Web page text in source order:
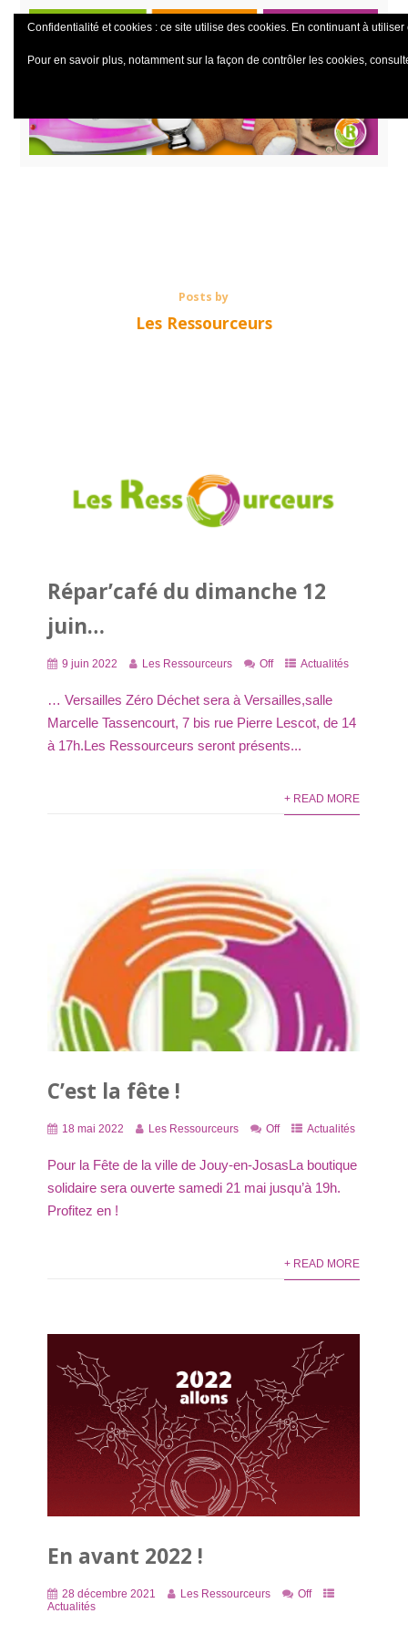
Posts by
Les Ressourceurs
Répar’café du dimanche 12
juin…
9 juin 2022 Les Ressourceurs Off Actualités
… Versailles Zéro Déchet sera à Versailles,salle
Marcelle Tassencourt, 7 bis rue Pierre Lescot, de 14
à 17h.Les Ressourceurs seront présents...
+ READ MORE
C’est la fête !
18 mai 2022 Les Ressourceurs Off Actualités
Pour la Fête de la ville de Jouy-en-JosasLa boutique
solidaire sera ouverte samedi 21 mai jusqu’à 19h.
Profitez en !
+ READ MORE
En avant 2022 !
28 décembre 2021 Les Ressourceurs
Off
Actualités
Confidentialité et cookies : ce site utilise des cookies. En continuant à
Pour en savoir plus, notamment sur la façon de contrôler les cookies,